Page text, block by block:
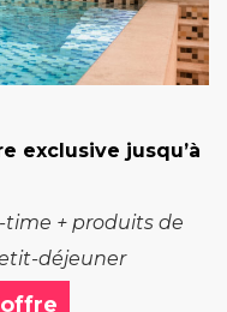
exclusive jusqu’à
time + produits de
déjeuner